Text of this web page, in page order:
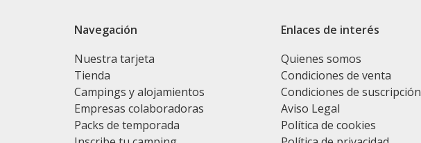
Navegación
Nuestra tarjeta
Tienda
Campings y alojamientos
Empresas colaboradoras
Packs de temporada
Enlaces de interés
Quienes somos
Condiciones de venta
Condiciones de suscripción
Aviso Legal
Política de cookies